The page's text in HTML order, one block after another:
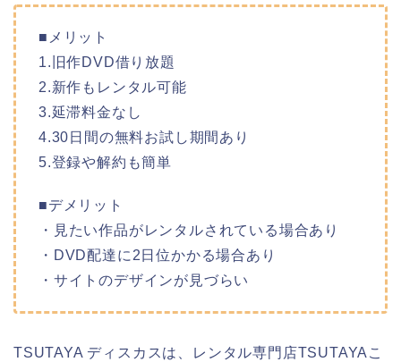
■メリット
1.旧作DVD借り放題
2.新作もレンタル可能
3.延滞料金なし
4.30日間の無料お試し期間あり
5.登録や解約も簡単
■デメリット
・見たい作品がレンタルされている場合あり
・DVD配達に2日位かかる場合あり
・サイトのデザインが見づらい
TSUTAYA ディスカスは、レンタル専門店TSUTAYAこ